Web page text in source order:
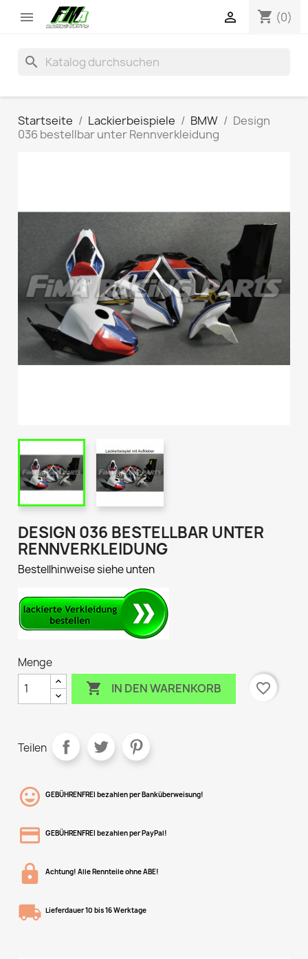
 shopping_cart (0)

search
Startseite Lackierbeispiele BMW
Design
036 bestellbar unter Rennverkleidung
DESIGN 036 BESTELLBAR UNTER
RENNVERKLEIDUNG
Bestellhinweise siehe unten
Menge
 IN DEN WARENKORB favorite_border
Teilen
GEBÜHRENFREI bezahlen per Banküberweisung!
GEBÜHRENFREI bezahlen per PayPal!
Achtung! Alle Rennteile ohne ABE!
Lieferdauer 10 bis 16 Werktage